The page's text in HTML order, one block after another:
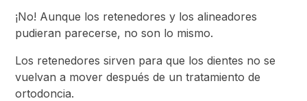
¡No! Aunque los retenedores y los alineadores
pudieran parecerse, no son lo mismo.
Los retenedores sirven para que los dientes no se
vuelvan a mover después de un tratamiento de
ortodoncia.